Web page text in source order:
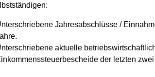
Jahresabschlüsse /
aktuelle
der letzten